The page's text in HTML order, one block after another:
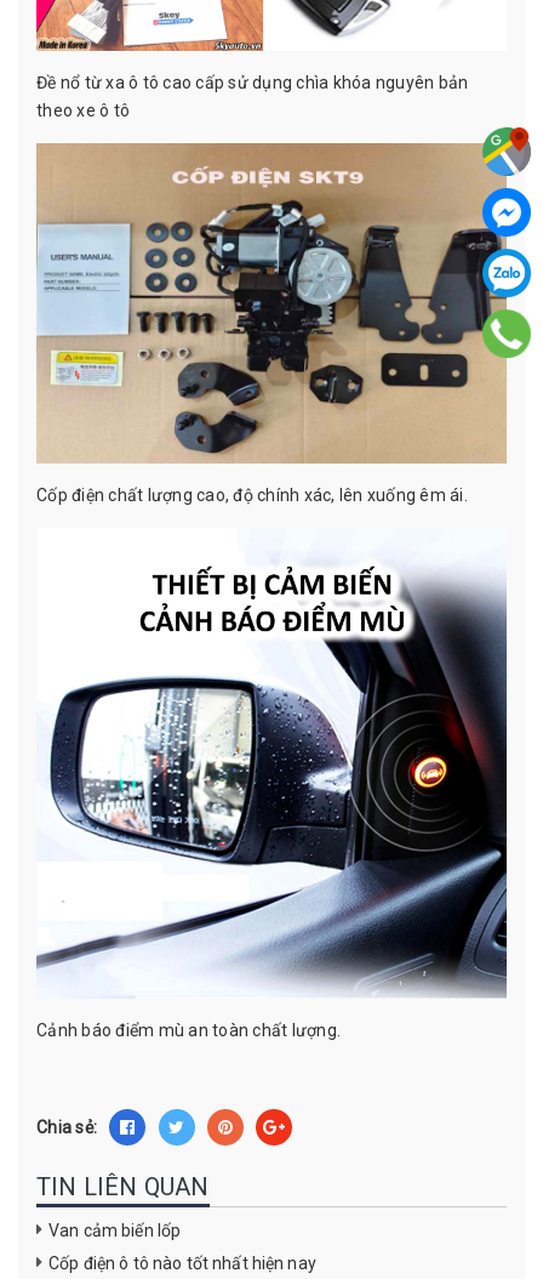
Đề nổ từ xa ô tô cao cấp sử dụng chìa khóa nguyên bản
theo xe ô tô
Cốp điện chất lượng cao, độ chính xác, lên xuống êm ái.
Cảnh báo điểm mù an toàn chất lượng.
Chia sẻ:
TIN LIÊN QUAN
Van cảm biến lốp
Cốp điện ô tô nào tốt nhất hiện nay